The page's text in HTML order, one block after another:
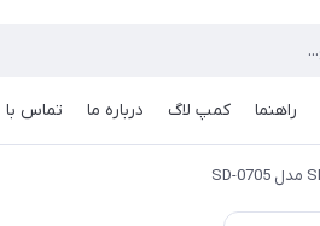
راهنما کمپ لاگ درباره ما تماس با